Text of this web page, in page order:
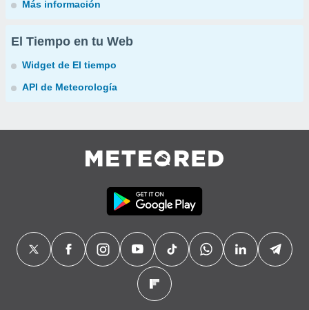
Más información
El Tiempo en tu Web
Widget de El tiempo
API de Meteorología